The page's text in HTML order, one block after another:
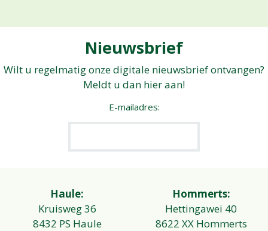
Nieuwsbrief
Wilt u regelmatig onze digitale nieuwsbrief ontvangen?
Meldt u dan hier aan!
E-mailadres:
Haule:
Kruisweg 36
8432 PS Haule
Hommerts:
Hettingawei 40
8622 XX Hommerts